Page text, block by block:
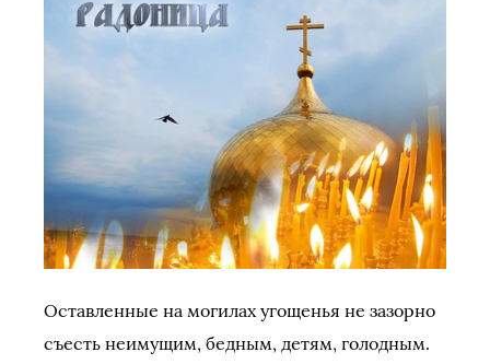
Оставленные на могилах угощенья не зазорно
съесть неимущим, бедным, детям, голодным.